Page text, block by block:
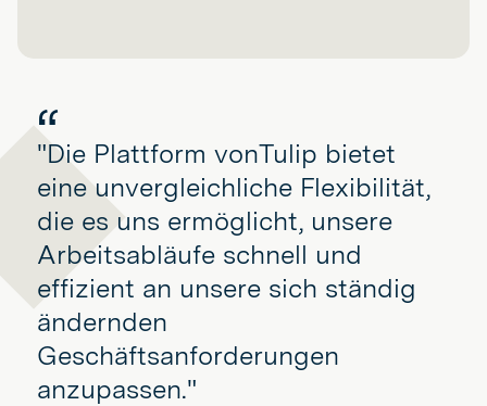
"Die Plattform vonTulip bietet
eine unvergleichliche Flexibilität,
die es uns ermöglicht, unsere
Arbeitsabläufe schnell und
effizient an unsere sich ständig
ändernden
Geschäftsanforderungen
anzupassen."